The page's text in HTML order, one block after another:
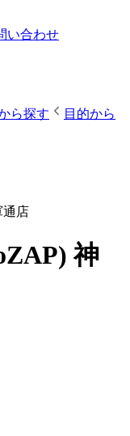
い合わせ
ら探す
目的から
通店
神